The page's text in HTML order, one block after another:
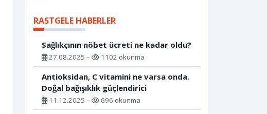
RASTGELE HABERLER
Sağlıkçının nöbet ücreti ne kadar oldu?
27.08.2025 – 1102 okunma
Antioksidan, C vitamini ne varsa onda.
Doğal bağışıklık güçlendirici
11.12.2025 – 696 okunma